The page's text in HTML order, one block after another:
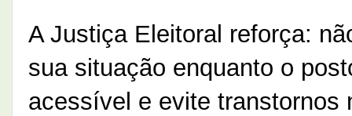
A Justiça Eleitoral reforça:
sua situação enquanto o
acessível e evite transtornos